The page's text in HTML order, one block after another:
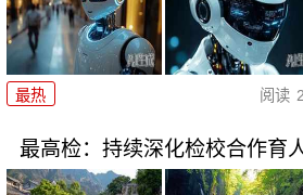
最热 阅读
最高检：持续深化检校合作育